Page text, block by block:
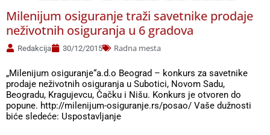
Milenijum osiguranje traži savetnike prodaje
neživotnih osiguranja u 6 gradova
Redakcija 30/12/2015 Radna mesta
„Milenijum osiguranje“a.d.o Beograd – konkurs za savetnike
prodaje neživotnih osiguranja u Subotici, Novom Sadu,
Beogradu, Kragujevcu, Čačku i Nišu. Konkurs je otvoren do
popune. http://milenijum-osiguranje.rs/posao/ Vaše dužnosti
biće sledeće: Uspostavljanje